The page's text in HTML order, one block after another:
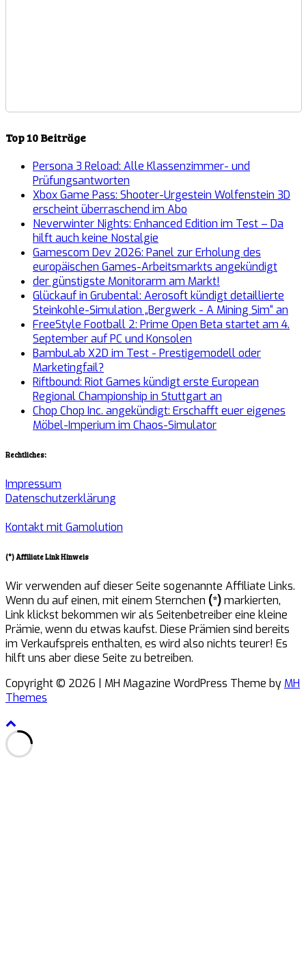
Top 10 Beiträge
Persona 3 Reload: Alle Klassenzimmer- und
Prüfungsantworten
Xbox Game Pass: Shooter-Urgestein Wolfenstein 3D
erscheint überraschend im Abo
Neverwinter Nights: Enhanced Edition im Test – Da
hilft auch keine Nostalgie
Gamescom Dev 2026: Panel zur Erholung des
europäischen Games-Arbeitsmarkts angekündigt
der günstigste Monitorarm am Markt!
Glückauf in Grubental: Aerosoft kündigt detaillierte
Steinkohle-Simulation „Bergwerk - A Mining Sim“ an
FreeStyle Football 2: Prime Open Beta startet am 4.
September auf PC und Konsolen
BambuLab X2D im Test - Prestigemodell oder
Marketingfail?
Riftbound: Riot Games kündigt erste European
Regional Championship in Stuttgart an
Chop Chop Inc. angekündigt: Erschafft euer eigenes
Möbel-Imperium im Chaos-Simulator
Rechtliches:
Impressum
Datenschutzerklärung
Kontakt mit Gamolution
(*) Affiliate Link Hinweis
Wir verwenden auf dieser Seite sogenannte Affiliate Links.
Wenn du auf einen, mit einem Sternchen (*)markierten,
Link klickst bekommen wir als Seitenbetreiber eine kleine
Prämie, wenn du etwas kaufst. Diese Prämien sind bereits
im Verkaufspreis enthalten, es wird also nichts teurer! Es
hilft uns aber diese Seite zu betreiben.
Copyright © 2026 | MH Magazine WordPress Theme by MH
Themes